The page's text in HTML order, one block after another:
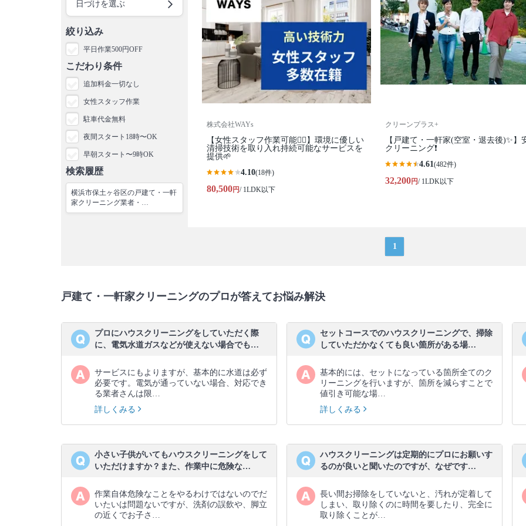
日づけを選ぶ
絞り込み
平日作業500円OFF
こだわり条件
追加料金一切なし
女性スタッフ作業
駐車代金無料
夜間スタート18時〜OK
早朝スタート〜9時OK
検索履歴
横浜市保土ヶ谷区の戸建て・一軒
家クリーニング業者・…
株式会社WAYs
【女性スタッフ作業可能🙆‍♀️】環境に優しい
清掃技術を取り入れ持続可能なサービスを
提供🌱
4.10(18件)
80,500円/ 1LDK以下
クリーンプラス+
【戸建て・一軒家(空室・退去後)✨】
クリーニング❗️
4.61(482件)
32,200円/ 1LDK以下
1
戸建て・一軒家クリーニングのプロが答えてお悩み解決
プロにハウスクリーニングをしていただく際
に、電気水道ガスなどが使えない場合でも…
サービスにもよりますが、基本的に水道は必ず
必要です。電気が通っていない場合、対応でき
る業者さんは限…
詳しくみる
セットコースでのハウスクリーニングで、掃除
していただかなくても良い箇所がある場…
基本的には、セットになっている箇所全てのク
リーニングを行いますが、箇所を減らすことで
値引き可能な場…
詳しくみる
小さい子供がいてもハウスクリーニングをして
いただけますか？また、作業中に危険な…
作業自体危険なことをやるわけではないのでだ
いたいは問題ないですが、洗剤の誤飲や、脚立
の近くでお子さ…
ハウスクリーニングは定期的にプロにお願いす
るのが良いと聞いたのですが、なぜです…
長い間お掃除をしていないと、汚れが定着して
しまい、取り除くのに時間を要したり、完全に
取り除くことが…